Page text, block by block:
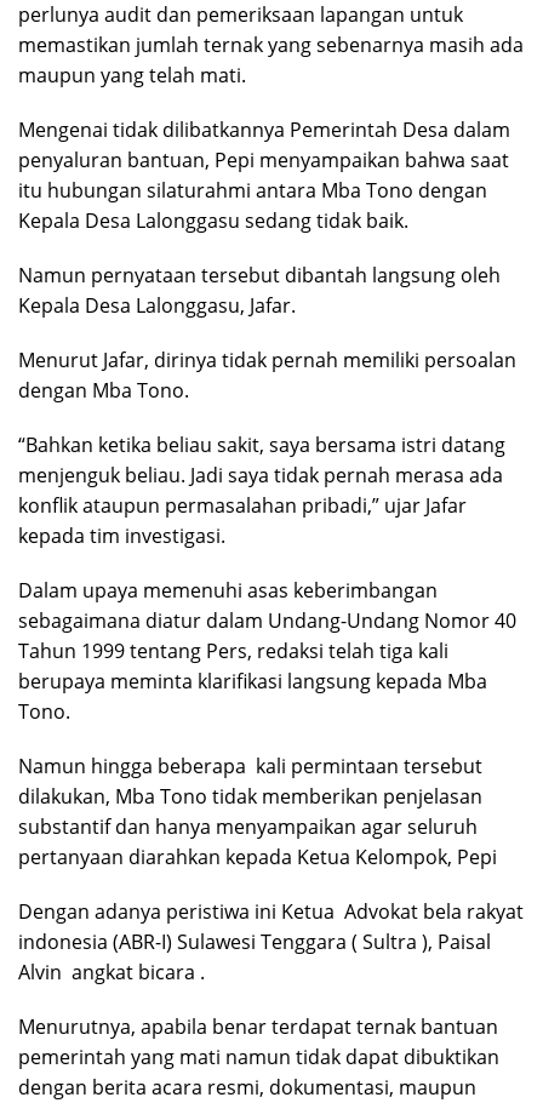
perlunya audit dan pemeriksaan lapangan untuk
memastikan jumlah ternak yang sebenarnya masih ada
maupun yang telah mati.
Mengenai tidak dilibatkannya Pemerintah Desa dalam
penyaluran bantuan, Pepi menyampaikan bahwa saat
itu hubungan silaturahmi antara Mba Tono dengan
Kepala Desa Lalonggasu sedang tidak baik.
Namun pernyataan tersebut dibantah langsung oleh
Kepala Desa Lalonggasu, Jafar.
Menurut Jafar, dirinya tidak pernah memiliki persoalan
dengan Mba Tono.
“Bahkan ketika beliau sakit, saya bersama istri datang
menjenguk beliau. Jadi saya tidak pernah merasa ada
konflik ataupun permasalahan pribadi,” ujar Jafar
kepada tim investigasi.
Dalam upaya memenuhi asas keberimbangan
sebagaimana diatur dalam Undang-Undang Nomor 40
Tahun 1999 tentang Pers, redaksi telah tiga kali
berupaya meminta klarifikasi langsung kepada Mba
Tono.
Namun hingga beberapa kali permintaan tersebut
dilakukan, Mba Tono tidak memberikan penjelasan
substantif dan hanya menyampaikan agar seluruh
pertanyaan diarahkan kepada Ketua Kelompok, Pepi
Dengan adanya peristiwa ini Ketua Advokat bela rakyat
indonesia (ABR-I) Sulawesi Tenggara ( Sultra ), Paisal
Alvin angkat bicara .
Menurutnya, apabila benar terdapat ternak bantuan
pemerintah yang mati namun tidak dapat dibuktikan
dengan berita acara resmi, dokumentasi, maupun